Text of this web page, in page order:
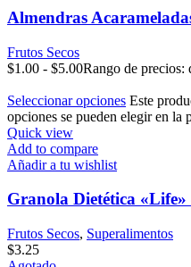
Almendras
Frutos Secos
$1.00 - $5.00Rango de precios:
Seleccionar opciones Este
opciones se pueden elegir en la
Quick view
Add to compare
Añadir a tu wishlist
Granola Dietética «Life»
Frutos Secos, Superalimentos
$3.25